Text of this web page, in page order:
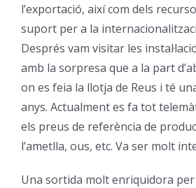
l’exportació, així com dels
suport per a la
Després vam visitar les
amb la sorpresa que a la part
on es feia la llotja de Reus i té
anys. Actualment es fa tot
els preus de referència de
l’ametlla, ous, etc. Va ser molt
Una sortida molt enriquidora